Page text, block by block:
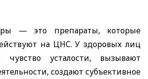
— это препараты, которые
на ЦНС. У здоровых лиц
чувство усталости, вызывают
создают субъективное